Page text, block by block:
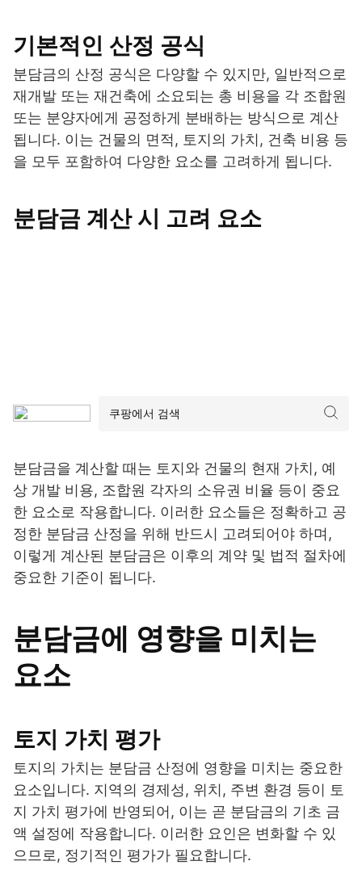
기본적인 산정 공식
분담금의 산정 공식은 다양할 수 있지만, 일반적으로
재개발 또는 재건축에 소요되는 총 비용을 각 조합원
또는 분양자에게 공정하게 분배하는 방식으로 계산
됩니다. 이는 건물의 면적, 토지의 가치, 건축 비용 등
을 모두 포함하여 다양한 요소를 고려하게 됩니다.
분담금 계산 시 고려 요소
분담금을 계산할 때는 토지와 건물의 현재 가치, 예
상 개발 비용, 조합원 각자의 소유권 비율 등이 중요
한 요소로 작용합니다. 이러한 요소들은 정확하고 공
정한 분담금 산정을 위해 반드시 고려되어야 하며,
이렇게 계산된 분담금은 이후의 계약 및 법적 절차에
중요한 기준이 됩니다.
분담금에 영향을 미치는
요소
토지 가치 평가
토지의 가치는 분담금 산정에 영향을 미치는 중요한
요소입니다. 지역의 경제성, 위치, 주변 환경 등이 토
지 가치 평가에 반영되어, 이는 곧 분담금의 기초 금
액 설정에 작용합니다. 이러한 요인은 변화할 수 있
으므로, 정기적인 평가가 필요합니다.